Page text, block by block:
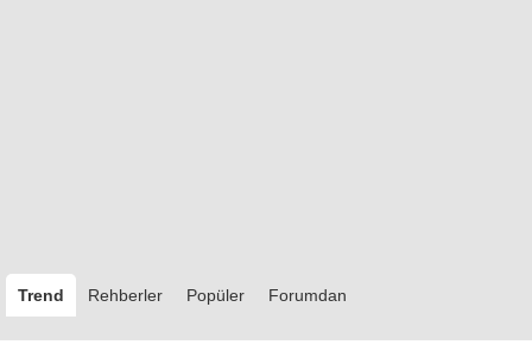
Trend Rehberler Popüler Forumdan